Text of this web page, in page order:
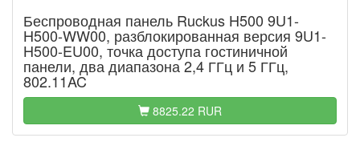
Беспроводная панель Ruckus H500 9U1-
H500-WW00, разблокированная версия 9U1-
H500-EU00, точка доступа гостиничной
панели, два диапазона 2,4 ГГц и 5 ГГц,
802.11AC
8825.22 RUR